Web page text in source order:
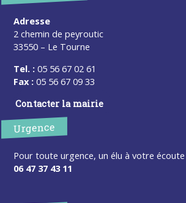
Adresse
2 chemin de peyroutic
33550 – Le Tourne
Tel. : 05 56 67 02 61
Fax : 05 56 67 09 33
Contacter la mairie
Urgence
Pour toute urgence, un élu à votre écoute
06 47 37 43 11